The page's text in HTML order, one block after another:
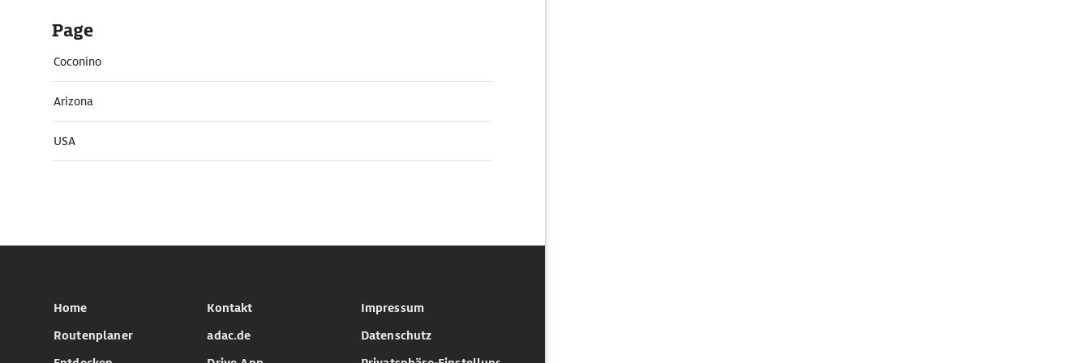
Page
Coconino
Arizona
USA
Home
Routenplaner
Kontakt
adac.de
Impressum
Datenschutz